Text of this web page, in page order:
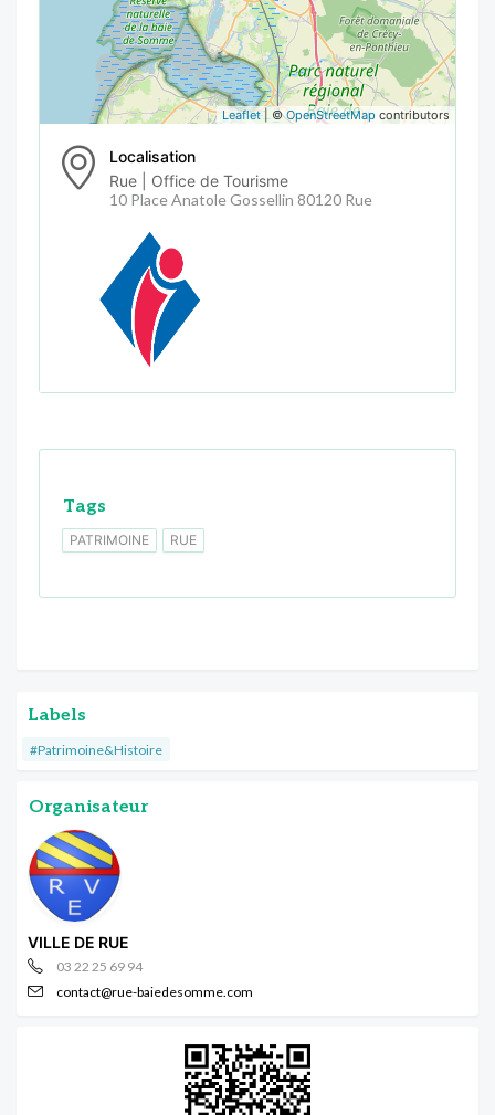
Leaflet| ©OpenStreetMap contributors
Localisation
Rue | Office de Tourisme
10 Place Anatole Gossellin 80120 Rue
Tags
PATRIMOINE RUE
Labels
#Patrimoine&Histoire
Organisateur
VILLE DE RUE
03 22 25 69 94
contact@rue-baiedesomme.com